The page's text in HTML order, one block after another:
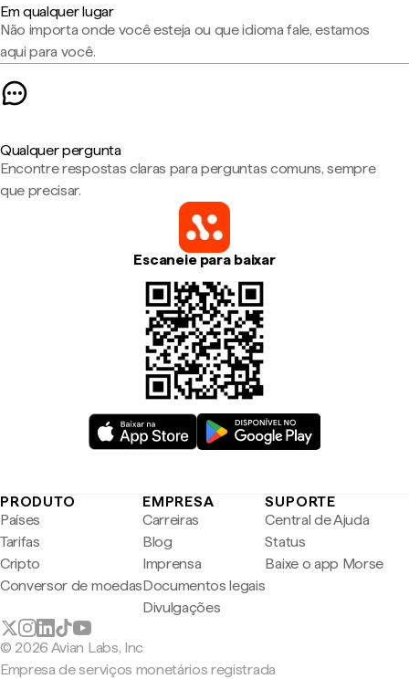
Em qualquer lugar
Não importa onde você esteja ou que idioma fale, estamos
aqui para você.
Qualquer pergunta
Encontre respostas claras para perguntas comuns, sempre
que precisar.
Escaneie para baixar
PRODUTO
Países
Tarifas
Cripto
Conversor de moedas
EMPRESA
Carreiras
Blog
Imprensa
Documentos legais
Divulgações
SUPORTE
Central de Ajuda
Status
Baixe o app Morse
© 2026 Avian Labs, Inc
Empresa de serviços monetários registrada